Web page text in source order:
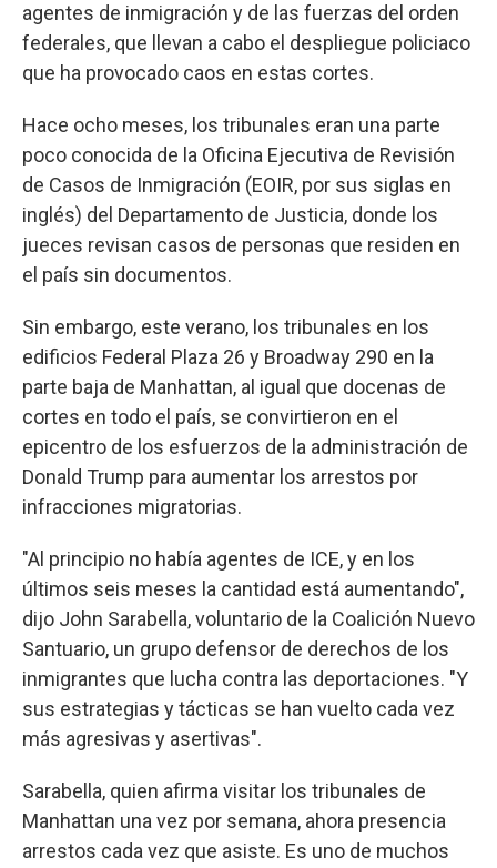
agentes de inmigración y de las fuerzas del orden
federales, que llevan a cabo el despliegue policiaco
que ha provocado caos en estas cortes.
Hace ocho meses, los tribunales eran una parte
poco conocida de la Oficina Ejecutiva de Revisión
de Casos de Inmigración (EOIR, por sus siglas en
inglés) del Departamento de Justicia, donde los
jueces revisan casos de personas que residen en
el país sin documentos.
Sin embargo, este verano, los tribunales en los
edificios Federal Plaza 26 y Broadway 290 en la
parte baja de Manhattan, al igual que docenas de
cortes en todo el país, se convirtieron en el
epicentro de los esfuerzos de la administración de
Donald Trump para aumentar los arrestos por
infracciones migratorias.
"Al principio no había agentes de ICE, y en los
últimos seis meses la cantidad está aumentando",
dijo John Sarabella, voluntario de la Coalición Nuevo
Santuario, un grupo defensor de derechos de los
inmigrantes que lucha contra las deportaciones. "Y
sus estrategias y tácticas se han vuelto cada vez
más agresivas y asertivas".
Sarabella, quien afirma visitar los tribunales de
Manhattan una vez por semana, ahora presencia
arrestos cada vez que asiste. Es uno de muchos